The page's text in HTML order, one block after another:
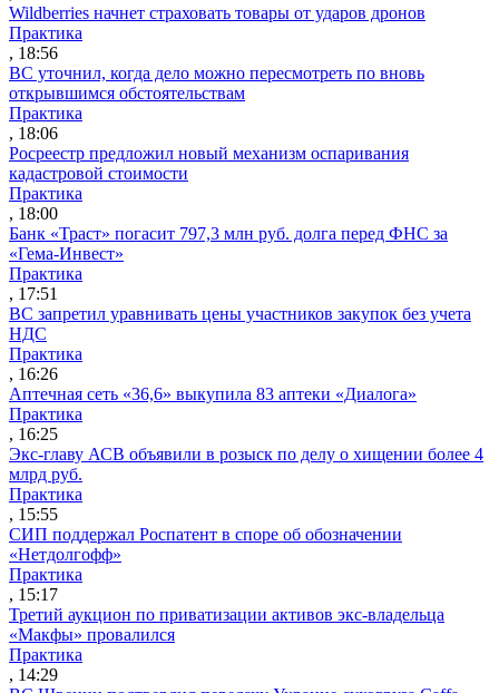
Wildberries начнет страховать товары от ударов дронов
Практика
, 18:56
ВС уточнил, когда дело можно пересмотреть по вновь
открывшимся обстоятельствам
Практика
, 18:06
Росреестр предложил новый механизм оспаривания
кадастровой стоимости
Практика
, 18:00
Банк «Траст» погасит 797,3 млн руб. долга перед ФНС за
«Гема-Инвест»
Практика
, 17:51
ВС запретил уравнивать цены участников закупок без учета
НДС
Практика
, 16:26
Аптечная сеть «36,6» выкупила 83 аптеки «Диалога»
Практика
, 16:25
Экс-главу АСВ объявили в розыск по делу о хищении более 4
млрд руб.
Практика
, 15:55
СИП поддержал Роспатент в споре об обозначении
«Нетдолгофф»
Практика
, 15:17
Третий аукцион по приватизации активов экс-владельца
«Макфы» провалился
Практика
, 14:29